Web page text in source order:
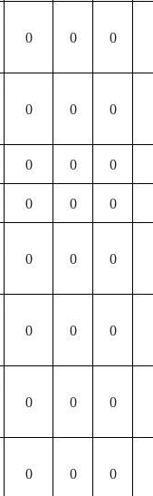
0 0 0
0 0 0
0 0 0
0 0 0
0 0 0
0 0 0
0 0 0
0 0 0